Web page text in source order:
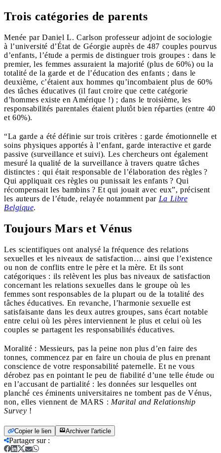
Trois catégories de parents
Menée par Daniel L. Carlson professeur adjoint de sociologie
à l’université d’État de Géorgie auprès de 487 couples pourvus
d’enfants, l’étude a permis de distinguer trois groupes : dans le
premier, les femmes assuraient la majorité (plus de 60%) ou la
totalité de la garde et de l’éducation des enfants ; dans le
deuxième, c’étaient aux hommes qu’incombaient plus de 60%
des tâches éducatives (il faut croire que cette catégorie
d’hommes existe en Amérique !) ; dans le troisième, les
responsabilités parentales étaient plutôt bien réparties (entre 40
et 60%).
“La garde a été définie sur trois critères : garde émotionnelle et
soins physiques apportés à l’enfant, garde interactive et garde
passive (surveillance et suivi). Les chercheurs ont également
mesuré la qualité de la surveillance à travers quatre tâches
distinctes : qui était responsable de l’élaboration des règles ?
Qui appliquait ces règles ou punissait les enfants ? Qui
récompensait les bambins ? Et qui jouait avec eux”, précisent
les auteurs de l’étude, relayée notamment par La Libre
Belgique.
Toujours Mars et Vénus
Les scientifiques ont analysé la fréquence des relations
sexuelles et les niveaux de satisfaction… ainsi que l’existence
ou non de conflits entre le père et la mère. Et ils sont
catégoriques : ils relèvent les plus bas niveaux de satisfaction
concernant les relations sexuelles dans le groupe où les
femmes sont responsables de la plupart ou de la totalité des
tâches éducatives. En revanche, l’harmonie sexuelle est
satisfaisante dans les deux autres groupes, sans écart notable
entre celui où les pères interviennent le plus et celui où les
couples se partagent les responsabilités éducatives.
Moralité : Messieurs, pas la peine non plus d’en faire des
tonnes, commencez par en faire un chouia de plus en prenant
conscience de votre responsabilité paternelle. Et ne vous
dérobez pas en pointant le peu de fiabilité d’une telle étude ou
en l’accusant de partialité : les données sur lesquelles ont
planché ces éminents universitaires ne tombent pas de Vénus,
non, elles viennent de MARS : Marital and Relationship
Survey !
Copier le lien Archiver l'article
Partager sur: